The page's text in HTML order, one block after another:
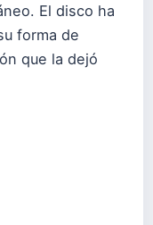
El disco ha
forma de
que la dejó